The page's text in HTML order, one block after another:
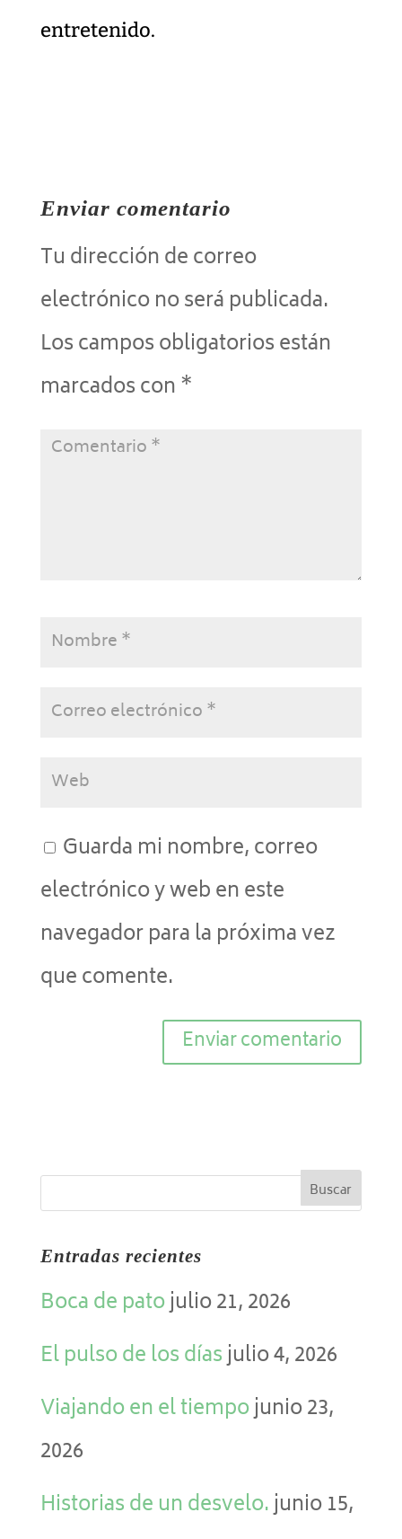
entretenido.
Enviar comentario
Tu dirección de correo
electrónico no será publicada.
Los campos obligatorios están
marcados con*
Guarda mi nombre, correo
electrónico y web en este
navegador para la próxima vez
que comente.
Entradas recientes
Boca de patojulio 21, 2026
El pulso de los díasjulio 4, 2026
Viajando en el tiempojunio 23,
2026
Historias de un desvelo.junio 15,